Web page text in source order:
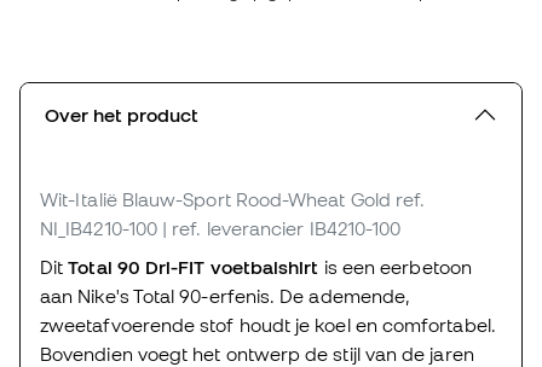
Over het product
Wit-Italië Blauw-Sport Rood-Wheat Gold ref.
NI_IB4210-100 | ref. leverancier IB4210-100
DitTotal 90 Dri-FIT voetbalshirt is een eerbetoon
aan Nike's Total 90-erfenis. De ademende,
zweetafvoerende stof houdt je koel en comfortabel.
Bovendien voegt het ontwerp de stijl van de jaren